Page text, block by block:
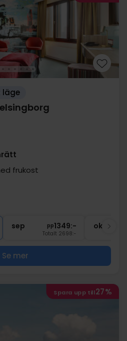
läge
frukost
gym
parkering
sep pp1349:-
Totalt 2698:-
okt
Se mer
Spara upp till27%